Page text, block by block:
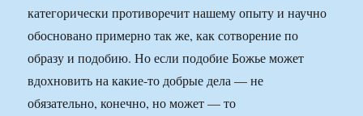
категорически противоречит нашему опыту и научно
обосновано примерно так же, как сотворение по
образу и подобию. Но если подобие Божье может
вдохновить на какие-то добрые дела — не
обязательно, конечно, но может — то